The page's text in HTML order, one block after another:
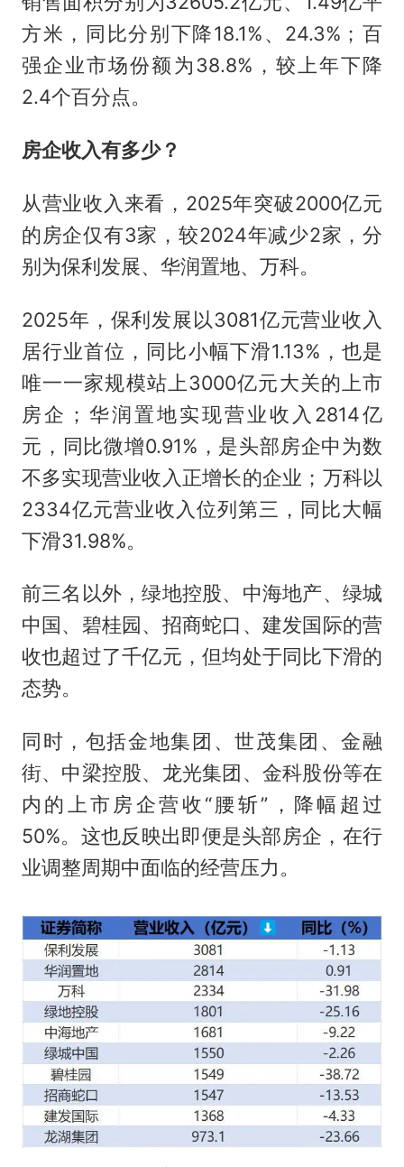
方米，同比分别下降18.1%、24.3%；百
强企业市场份额为38.8%，较上年下降
2.4个百分点。
房企收入有多少？
从营业收入来看，2025年突破2000亿元
的房企仅有3家，较2024年减少2家，分
别为保利发展、华润置地、万科。
2025年，保利发展以3081亿元营业收入
居行业首位，同比小幅下滑1.13%，也是
唯一一家规模站上3000亿元大关的上市
房企；华润置地实现营业收入2814亿
元，同比微增0.91%，是头部房企中为数
不多实现营业收入正增长的企业；万科以
2334亿元营业收入位列第三，同比大幅
下滑31.98%。
前三名以外，绿地控股、中海地产、绿城
中国、碧桂园、招商蛇口、建发国际的营
收也超过了千亿元，但均处于同比下滑的
态势。
同时，包括金地集团、世茂集团、金融
街、中梁控股、龙光集团、金科股份等在
内的上市房企营收“腰斩”，降幅超过
50%。这也反映出即便是头部房企，在行
业调整周期中面临的经营压力。